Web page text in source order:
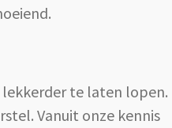
te laten lopen.
Vanuit onze kennis